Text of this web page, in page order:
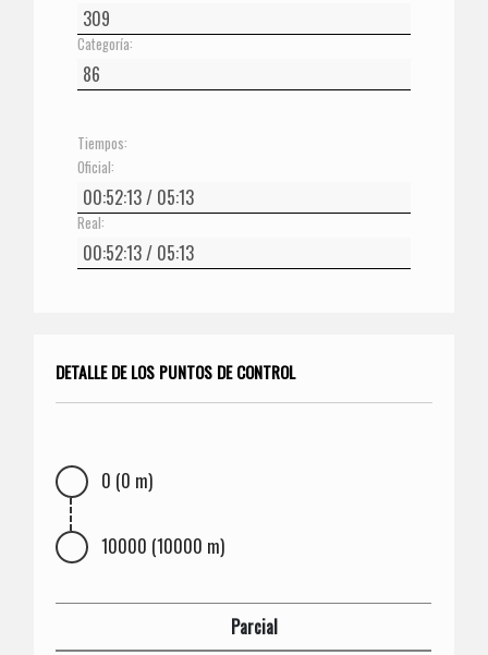
Categoría:
Tiempos:
Oficial:
Real:
DETALLE DE LOS PUNTOS DE CONTROL
0 (0 m)
10000 (10000 m)
Parcial